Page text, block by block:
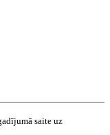
saite uz